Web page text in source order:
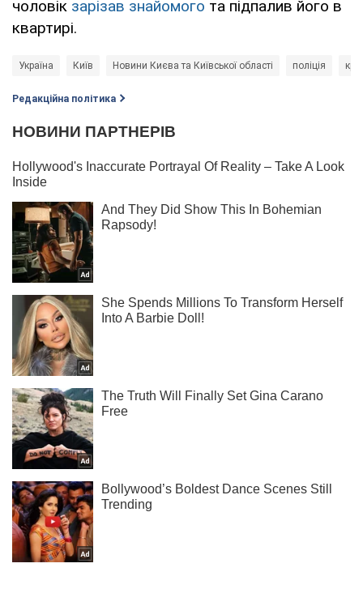
чоловік зарізав знайомого та підпалив його в
квартирі.
Україна Київ Новини Києва та Київської області поліція
Редакційна політика